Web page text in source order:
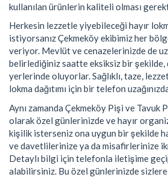
kullanılan ürünlerin kaliteli olması
Herkesin lezzetle yiyebileceği hayır
istiyorsanız Çekmeköy ekibimiz her
veriyor. Mevlüt ve cenazelerinizde de
belirlediğiniz saatte eksiksiz bir şekilde,
yerlerinde oluyorlar. Sağlıklı, taze,
lokma dağıtımı için bir telefon
Aynı zamanda Çekmeköy Pişi ve Tavuk
olarak özel günlerinizde ve hayır
kişilik isterseniz ona uygun bir şekilde
ve davetlilerinize ya da misafirlerinize
Detaylı bilgi için telefonla iletişime
alabilirsiniz. Bu özel günlerinizde